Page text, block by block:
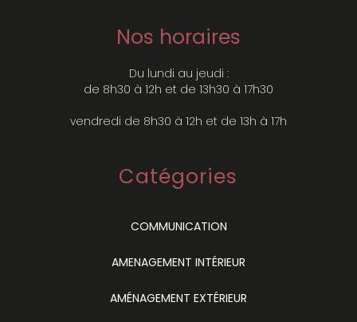
Nos horaires
Du lundi au jeudi :
de 8h30 à 12h et de 13h30 à 17h30
vendredi de 8h30 à 12h et de 13h à 17h
Catégories
COMMUNICATION
AMENAGEMENT INTÉRIEUR
AMÉNAGEMENT EXTÉRIEUR